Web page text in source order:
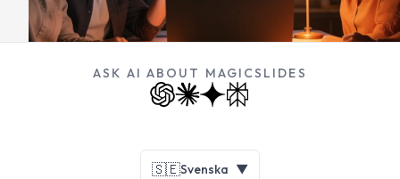
ASK AI ABOUT MAGICSLIDES
🇸🇪Svenska ▼